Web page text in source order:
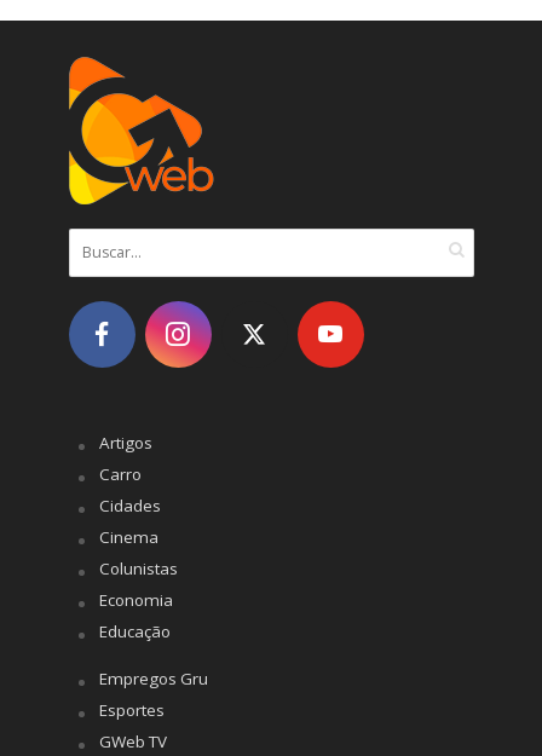
Artigos
Carro
Cidades
Cinema
Colunistas
Economia
Educação
Empregos Gru
Esportes
GWeb TV